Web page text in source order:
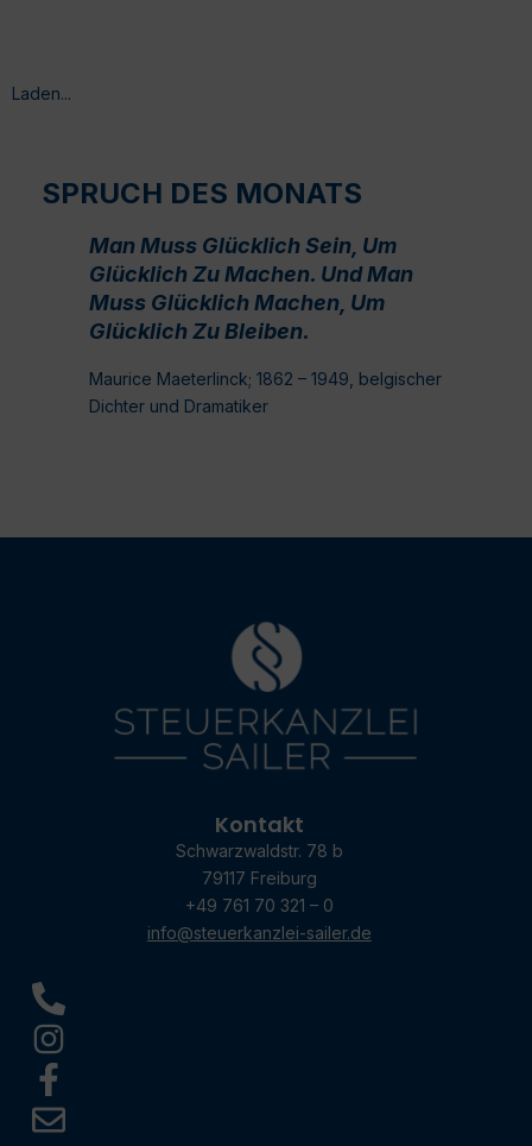
Laden...
SPRUCH DES MONATS
Man Muss Glücklich Sein, Um
Glücklich Zu Machen. Und Man
Muss Glücklich Machen, Um
Glücklich Zu Bleiben.
Maurice Maeterlinck; 1862 – 1949, belgischer
Dichter und Dramatiker
Kontakt
Schwarzwaldstr. 78 b
79117 Freiburg
+49 761 70 321 – 0
info@steuerkanzlei-sailer.de